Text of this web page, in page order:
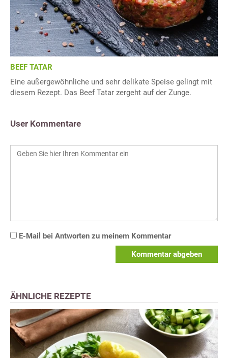
BEEF TATAR
Eine außergewöhnliche und sehr delikate Speise gelingt mit
diesem Rezept. Das Beef Tatar zergeht auf der Zunge.
User Kommentare
E-Mail bei Antworten zu meinem Kommentar
Kommentar abgeben
ÄHNLICHE REZEPTE